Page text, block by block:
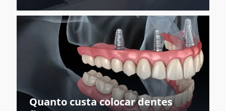
Quanto custa colocar dentes